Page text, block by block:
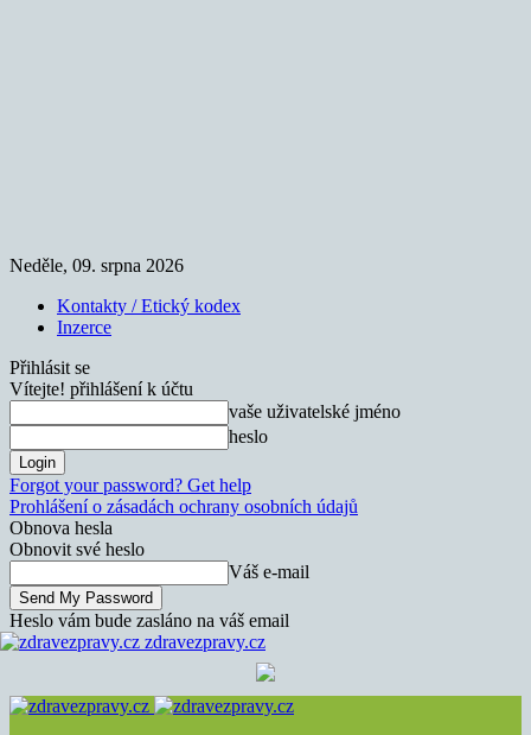
Neděle, 09. srpna 2026
Kontakty / Etický kodex
Inzerce
Přihlásit se
Vítejte! přihlášení k účtu
vaše uživatelské jméno
heslo
Forgot your password? Get help
Prohlášení o zásadách ochrany osobních údajů
Obnova hesla
Obnovit své heslo
Váš e-mail
Heslo vám bude zasláno na váš email
zdravezpravy.cz